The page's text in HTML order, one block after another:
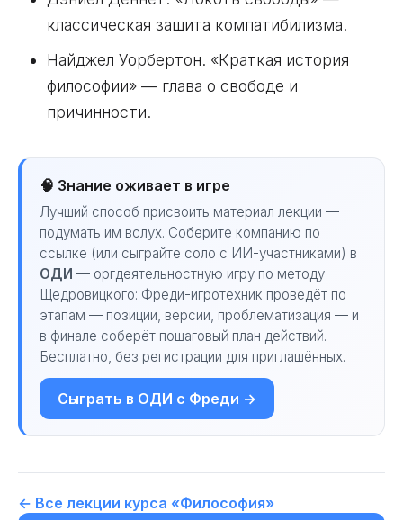
классическая защита компатибилизма.
Найджел Уорбертон. «Краткая история
философии» — глава о свободе и
причинности.
🧠 Знание оживает в игре
Лучший способ присвоить материал лекции —
подумать им вслух. Соберите компанию по
ссылке (или сыграйте соло с ИИ-участниками) в
ОДИ — оргдеятельностную игру по методу
Щедровицкого: Фреди-игротехник проведёт по
этапам — позиции, версии, проблематизация — и
в финале соберёт пошаговый план действий.
Бесплатно, без регистрации для приглашённых.
Сыграть в ОДИ с Фреди →
← Все лекции курса «Философия»